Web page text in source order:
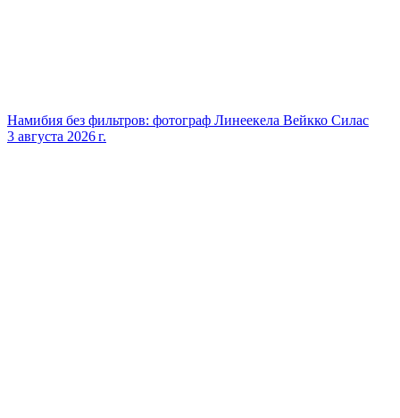
Намибия без фильтров: фотограф Линеекела Вейкко Силас
3 августа 2026 г.